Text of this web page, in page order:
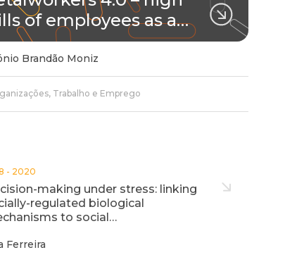
of employees as a…
Brandão Moniz
Trabalho e Emprego
- 2020
making under stress: linking
regulated biological
to social…
Ferreira